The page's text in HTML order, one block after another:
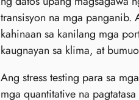
transisyon na mga panganib.
kahinaan sa kanilang mga
kaugnayan sa klima, at
Ang stress testing para sa
mga quantitative na